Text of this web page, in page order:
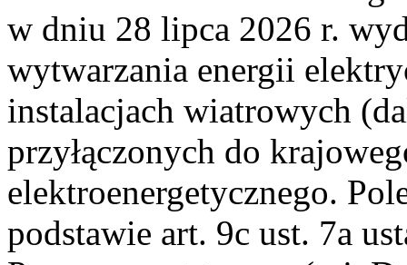
w dniu 28 lipca 2026 r.
wytwarzania energii
instalacjach wiatrowych
przyłączonych do
elektroenergetycznego.
podstawie art. 9c ust. 7a